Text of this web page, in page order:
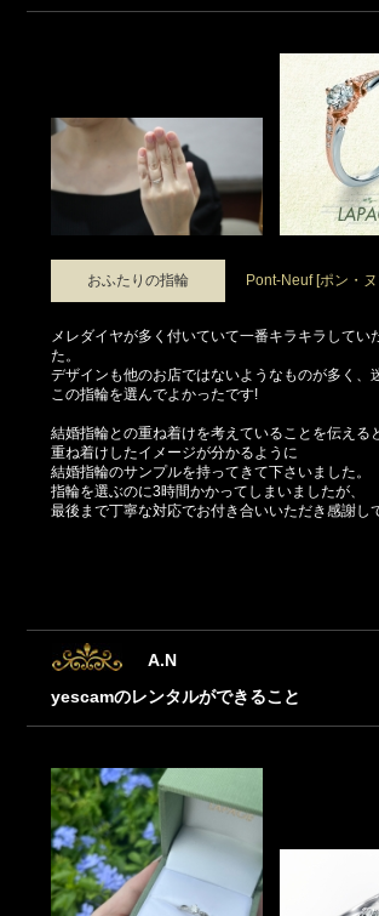
おふたりの指輪 Pont-Neuf [ポン・
メレダイヤが多く付いていて一番キラキラしてい
た。
デザインも他のお店ではないようなものが多く、
この指輪を選んでよかったです!
結婚指輪との重ね着けを考えていることを伝える
重ね着けしたイメージが分かるように
結婚指輪のサンプルを持ってきて下さいました。
指輪を選ぶのに3時間かかってしまいましたが、
最後まで丁寧な対応でお付き合いいただき感謝し
A.N
yescamのレンタルができること